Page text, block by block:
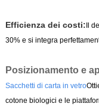
Efficienza dei costi:Il
30% e si integra
Posizionamento e
Sacchetti di carta in vetro
cotone biologici e le